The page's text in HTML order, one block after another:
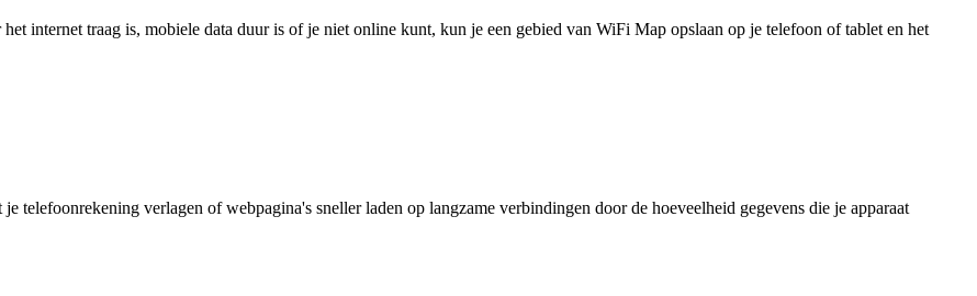
internet traag is, mobiele data duur is of je niet online kunt, kun je een gebied van WiFi Map opslaan op je telefoon of tablet en het
telefoonrekening verlagen of webpagina's sneller laden op langzame verbindingen door de hoeveelheid gegevens die je apparaat